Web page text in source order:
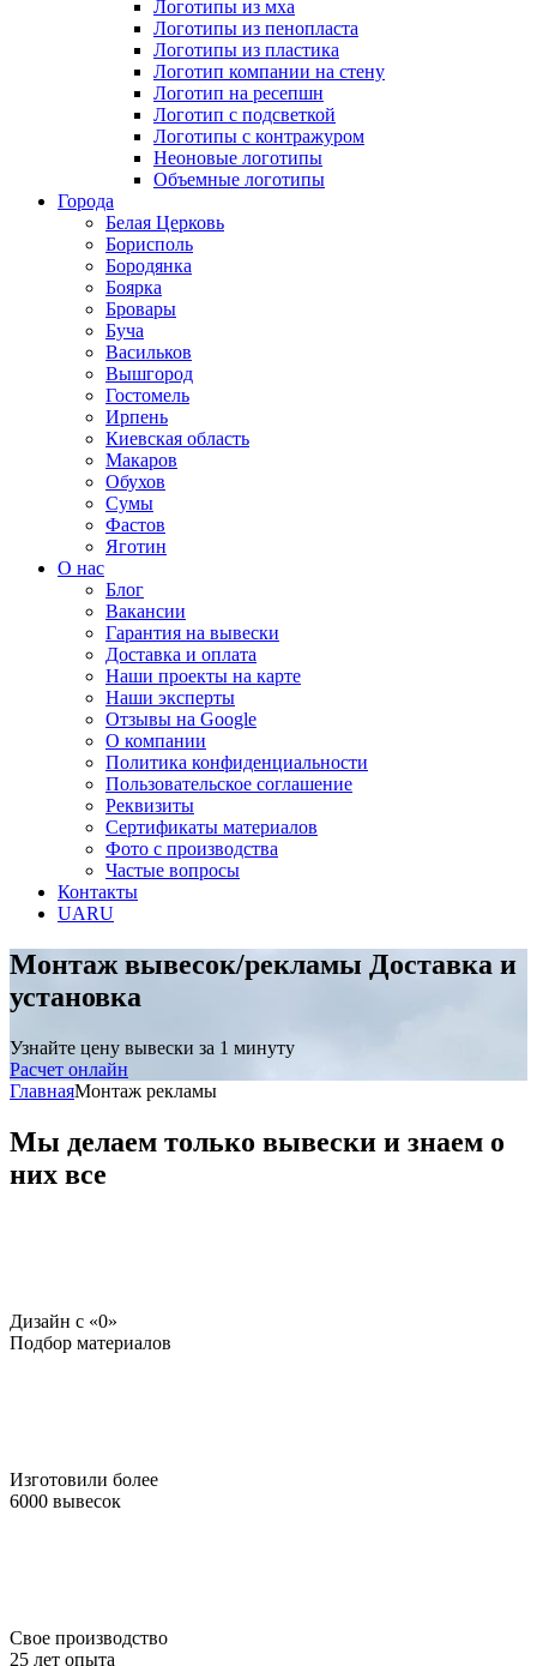
Логотипы из мха
Логотипы из пенопласта
Логотипы из пластика
Логотип компании на стену
Логотип на ресепшн
Логотип с подсветкой
Логотипы с контражуром
Неоновые логотипы
Объемные логотипы
Города
Белая Церковь
Борисполь
Бородянка
Боярка
Бровары
Буча
Васильков
Вышгород
Гостомель
Ирпень
Киевская область
Макаров
Обухов
Сумы
Фастов
Яготин
О нас
Блог
Вакансии
Гарантия на вывески
Доставка и оплата
Наши проекты на карте
Наши эксперты
Отзывы на Google
О компании
Политика конфиденциальности
Пользовательское соглашение
Реквизиты
Сертификаты материалов
Фото с производства
Частые вопросы
Контакты
UARU
Монтаж вывесок/рекламы Доставка и
установка
Узнайте цену вывески за 1 минуту
Расчет онлайн
ГлавнаяМонтаж рекламы
Мы делаем только вывески и знаем о
них все
Дизайн c «0»
Подбор материалов
Изготовили более
6000 вывесок
Свое производство
25 лет опыта